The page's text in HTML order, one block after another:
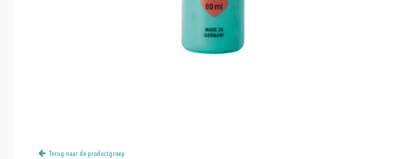
Terug naar de productgroep